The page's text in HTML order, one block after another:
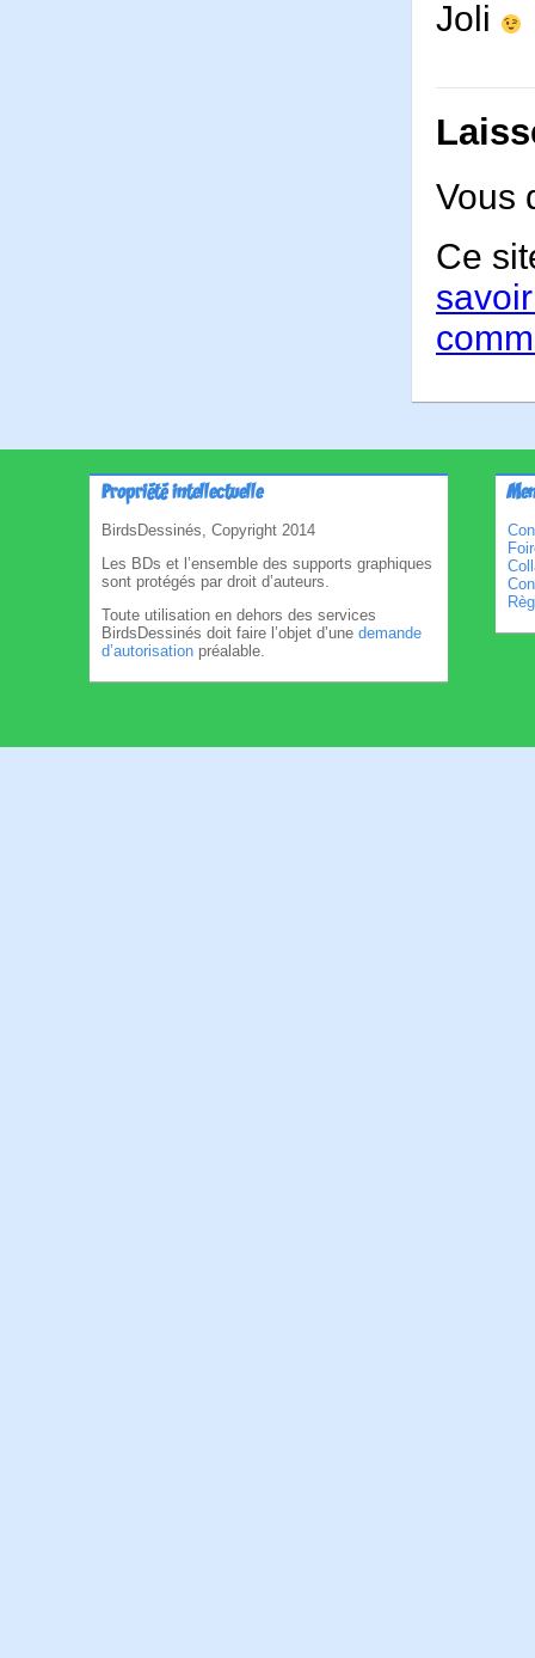
Joli
Vous
Ce
Propriété intellectuelle
BirdsDessinés, Copyright 2014
Les BDs et l’ensemble des supports graphiques
sont protégés par droit d’auteurs.
Toute utilisation en dehors des services
BirdsDessinés doit faire l’objet d’une demande
d’autorisation préalable.